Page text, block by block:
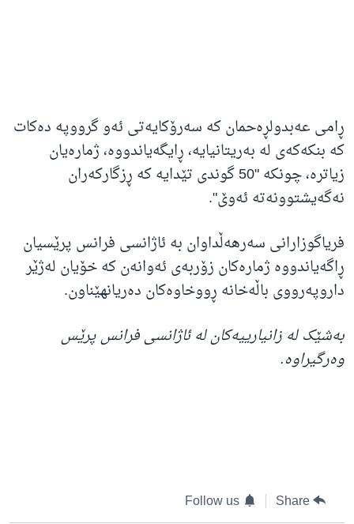
ڕامی عەبدولڕەحمان کە سەرۆکایەتی ئەو گرووپە دەکات
کە بنکەکەی لە بەریتانیایە، ڕایگەیاندووە، ژمارەیان
زیاترە، چونکە "50 گوندی تێدایە کە ڕزگارکەران
نەگەیشتوونەتە ئەوێ".
فریاگوزارانی سەرهەڵداوان بە ئاژانسی فرانس پرێسیان
ڕاگەیاندووە ژمارەکان زۆربەی ئەوانەن کە خۆیان لەژێر
داروپەرووی باڵەخانە ڕووخاوەکان دەریانهێناون.
بەشێک لە زانیارییەکان لە ئاژانسی فرانس پرێس
وەرگیراوە.
Share
Follow us